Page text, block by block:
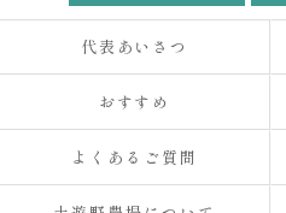
代表あいさつ
おすすめ
よくあるご質問